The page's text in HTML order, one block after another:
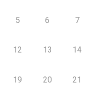
5 6 7
12 13 14
19 20 21